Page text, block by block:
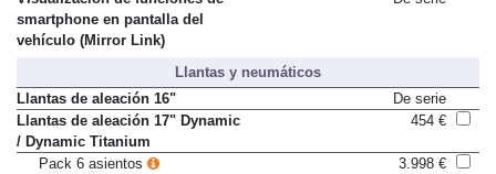
smartphone en pantalla del
vehículo (Mirror Link)
Llantas y neumáticos
Llantas de aleación 16"
De serie
Llantas de aleación 17" Dynamic
/ Dynamic Titanium
454 €
Pack 6 asientos
3.998 €